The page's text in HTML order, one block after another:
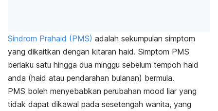
Sindrom Prahaid (PMS) adalah sekumpulan simptom
yang dikaitkan dengan kitaran haid. Simptom PMS
berlaku satu hingga dua minggu sebelum tempoh haid
anda (haid atau pendarahan bulanan) bermula.
PMS boleh menyebabkan perubahan mood liar yang
tidak dapat dikawal pada sesetengah wanita, yang